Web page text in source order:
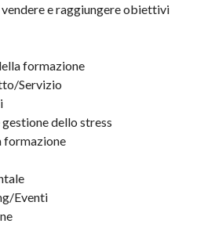
vendere e raggiungere obiettivi
formazione
Servizio
dello stress
formazione
Eventi